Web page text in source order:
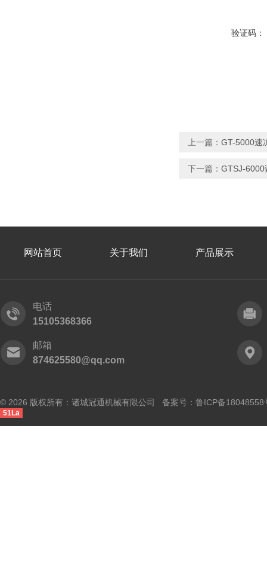
验证码：
上一篇： GT-5000速
下一篇： GTSJ-6000
网站首页 关于我们 产品展示
电话
15105368366
邮箱
874625580@qq.com
© 2026 版权所有：诸城冠通机械有限公司 备案号： 鲁ICP备18048558
51La